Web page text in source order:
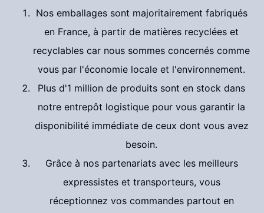
Nos emballages sont majoritairement fabriqués
en France, à partir de matières recyclées et
recyclables car nous sommes concernés comme
vous par l'économie locale et l'environnement.
Plus d'1 million de produits sont en stock dans
notre entrepôt logistique pour vous garantir la
disponibilité immédiate de ceux dont vous avez
besoin.
Grâce à nos partenariats avec les meilleurs
expressistes et transporteurs, vous
réceptionnez vos commandes partout en